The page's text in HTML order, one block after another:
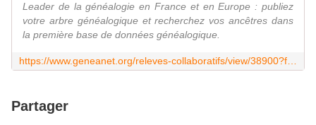
Leader de la généalogie en France et en Europe : publiez
votre arbre généalogique et recherchez vos ancêtres dans
la première base de données généalogique.
Partager